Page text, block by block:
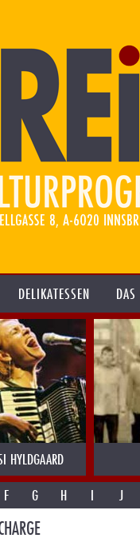
DELIKATESSEN
HYLDGAARD
F G H I J